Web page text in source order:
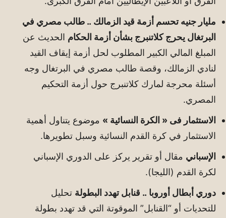
مليار جنيه تحسم أزمة قيد الزمالك .. طالب مصري في
البرتغال يحرج كلاتنبرج بشأن أزمة الحكام الحديث عن
المبلغ المالي الكبير المطلوب لحل أزمة إيقاف القيد
لنادي الزمالك، وقصة طالب مصري في البرتغال وجه
أسئلة محرجة لمارك كلاتنبرج حول أزمة التحكيم
المصري.
الاستثمار فى « الكرة النسائية » موضوع يتناول أهمية
الاستثمار في كرة القدم النسائية وسبل تطويرها.
الإسباني مقال أو تقرير يركز على الدوري الإسباني
لكرة القدم (الليجا).
دوري أبطال أوروبا .. قنابل تهدد البطولة تحليل
للتحديات أو “القنابل” الموقوتة التي قد تهدد بطولة